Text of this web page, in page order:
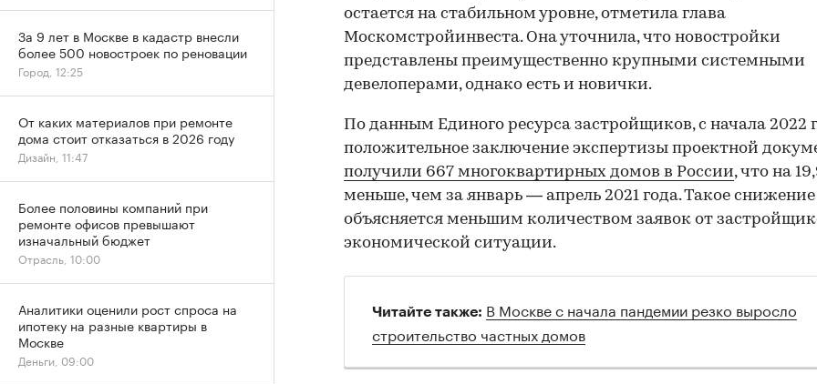
остается на стабильном уровне, отметила глава
Москомстройинвеста. Она уточнила, что новостройки
представлены преимущественно крупными системными
девелоперами, однако есть и новички.
По данным Единого ресурса застройщиков, с начала 2022
положительное заключение экспертизы проектной
получили 667 многоквартирных домов в России, что на
меньше, чем за январь — апрель 2021 года. Такое снижение
объясняется меньшим количеством заявок от
экономической ситуации.
Читайте также: В Москве с начала пандемии резко выросло
строительство частных домов
За 9 лет в Москве в кадастр внесли
более 500 новостроек по реновации
Город, 12:25
От каких материалов при ремонте
дома стоит отказаться в 2026 году
Дизайн, 11:47
Более половины компаний при
ремонте офисов превышают
изначальный бюджет
Отрасль, 10:00
Аналитики оценили рост спроса на
ипотеку на разные квартиры в
Москве
Деньги, 09:00